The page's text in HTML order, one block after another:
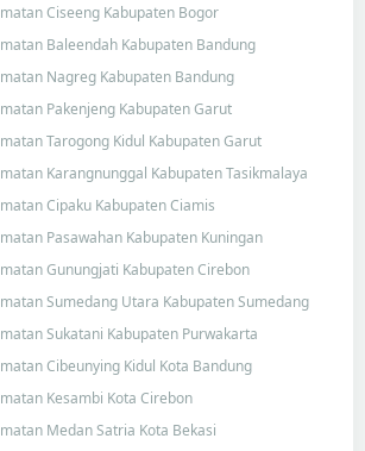
Ciseeng Kabupaten Bogor
Baleendah Kabupaten Bandung
Nagreg Kabupaten Bandung
Pakenjeng Kabupaten Garut
Tarogong Kidul Kabupaten Garut
Karangnunggal Kabupaten Tasikmalaya
Cipaku Kabupaten Ciamis
Pasawahan Kabupaten Kuningan
Gunungjati Kabupaten Cirebon
Sumedang Utara Kabupaten Sumedang
Sukatani Kabupaten Purwakarta
Cibeunying Kidul Kota Bandung
Kesambi Kota Cirebon
Medan Satria Kota Bekasi